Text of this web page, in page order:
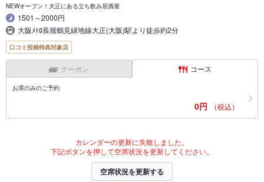
NEWオープン！大正にある立ち飲み居酒屋
1501～2000円
大阪ﾒﾄﾛ長堀鶴見緑地線大正(大阪)駅より徒歩約2分
口コミ投稿特典対象店
クーポン コース
お席のみのご予約
0円 （税込）
カレンダーの更新に失敗しました。
下記ボタンを押して空席状況を更新してください。
空席状況を更新する